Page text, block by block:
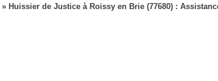
» Huissier de Justice à Roissy en Brie (77680) :